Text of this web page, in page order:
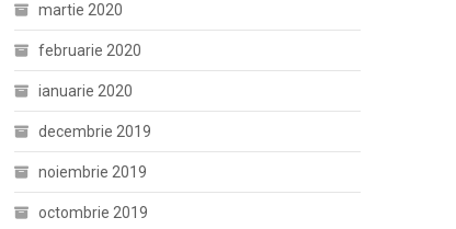
martie 2020
februarie 2020
ianuarie 2020
decembrie 2019
noiembrie 2019
octombrie 2019